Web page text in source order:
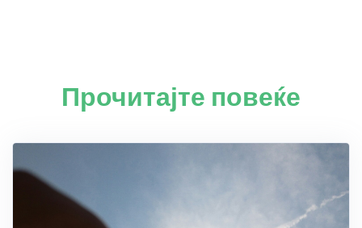
Прочитајте повеќе